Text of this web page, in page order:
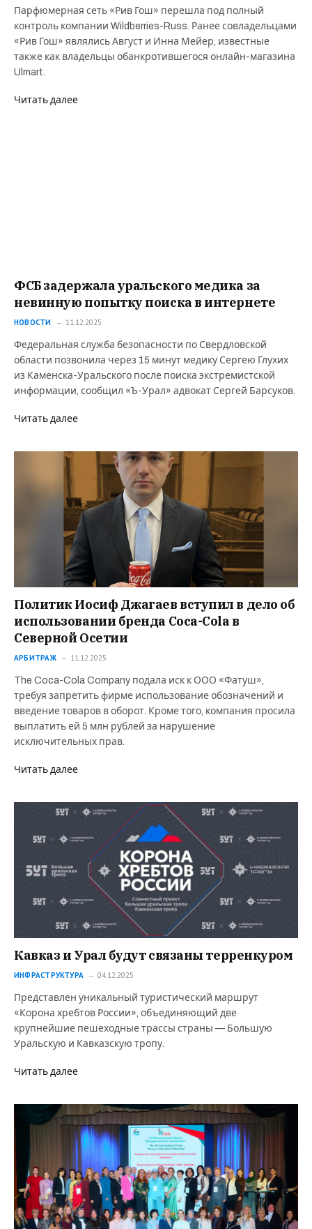
Парфюмерная сеть «Рив Гош» перешла под полный
контроль компании Wildberries-Russ. Ранее совладельцами
«Рив Гош» являлись Август и Инна Мейер, известные
также как владельцы обанкротившегося онлайн-магазина
Ulmart.
Читать далее
ФСБ задержала уральского медика за
невинную попытку поиска в интернете
НОВОСТИ 11.12.2025
Федеральная служба безопасности по Свердловской
области позвонила через 15 минут медику Сергею Глухих
из Каменска-Уральского после поиска экстремистской
информации, сообщил «Ъ-Урал» адвокат Сергей Барсуков.
Читать далее
Политик Иосиф Джагаев вступил в дело об
использовании бренда Coca-Cola в
Северной Осетии
АРБИТРАЖ 11.12.2025
The Coca-Cola Company подала иск к ООО «Фатуш»,
требуя запретить фирме использование обозначений и
введение товаров в оборот. Кроме того, компания просила
выплатить ей 5 млн рублей за нарушение
исключительных прав.
Читать далее
Кавказ и Урал будут связаны терренкуром
ИНФРАСТРУКТУРА 04.12.2025
Представлен уникальный туристический маршрут
«Корона хребтов России», объединяющий две
крупнейшие пешеходные трассы страны — Большую
Уральскую и Кавказскую тропу.
Читать далее